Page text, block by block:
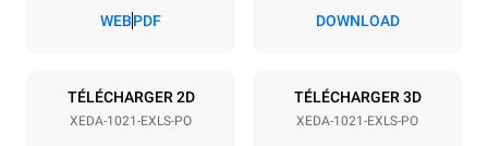
Alimentation
WEBPDF DOWNLOAD
TÉLÉCHARGER 2D
XEDA-1021-EXLS-PO
TÉLÉCHARGER 3D
XEDA-1021-EXLS-PO